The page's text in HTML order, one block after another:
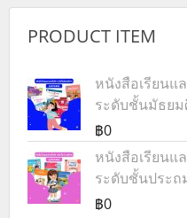
PRODUCT ITEM
หนังสือเรียนแ
ระดับชั้นมัธย
฿0
หนังสือเรียนแ
ระดับชั้นประ
฿0